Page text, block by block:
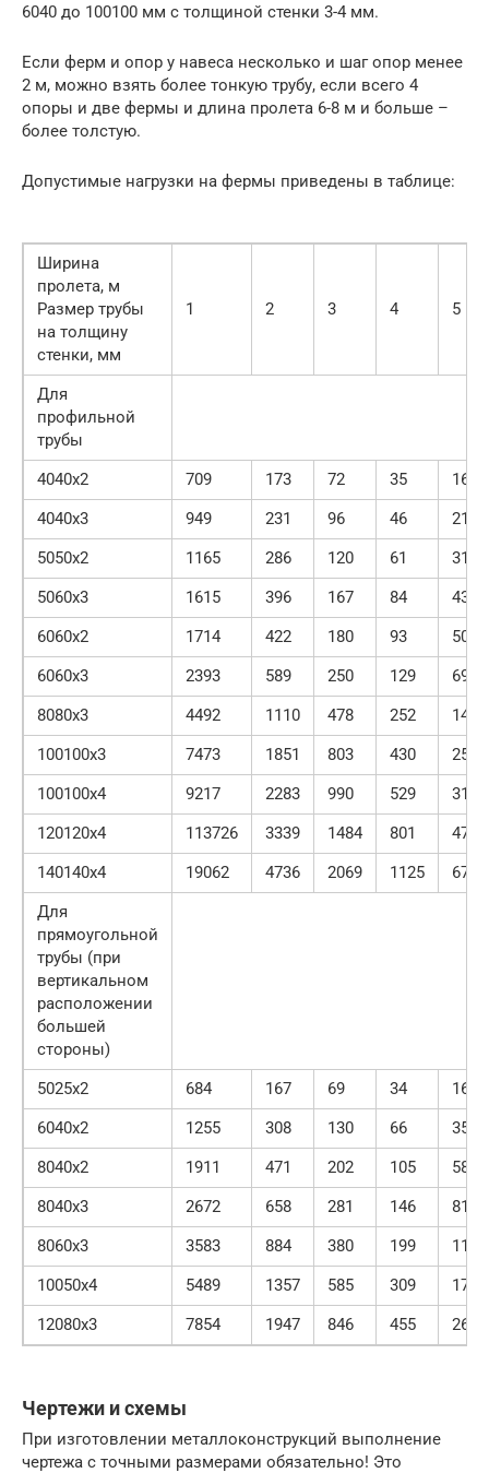
6040 до 100100 мм с толщиной стенки 3-4 мм.
Если ферм и опор у навеса несколько и шаг опор менее
2 м, можно взять более тонкую трубу, если всего 4
опоры и две фермы и длина пролета 6-8 м и больше –
более толстую.
Допустимые нагрузки на фермы приведены в таблице:
Ширина
пролета, м
Размер трубы
на толщину
стенки, мм
1 2 3 4 5
Для
профильной
трубы
4040х2
709 173 72 35
16
4040х3
949 231 96 46
21
5050х2
1165 286 120 61
31
5060х3
1615 396 167 84
43
6060х2
1714 422 180 93
50
6060х3
2393 589 250 129
69
8080х3
4492 1110 478 252
144
100100х3
7473 1851 803 430
253
100100х4
9217 2283 990 529
310
120120х4
113726 3339 1484 801
478
140140х4
19062 4736 2069 1125
679
Для
прямоугольной
трубы (при
вертикальном
расположении
большей
стороны)
5025х2
684 167 69 34
16
6040х2
1255 308 130 66
35
8040х2
1911 471 202 105
58
8040х3
2672 658 281 146
81
8060х3
3583 884 380 199
112
10050х4
5489 1357 585 309
176
12080х3
7854 1947 846 455 269
Чертежи и схемы
При изготовлении металлоконструкций выполнение
чертежа с точными размерами обязательно! Это